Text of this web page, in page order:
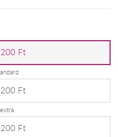
Ft
Ft
extra
Ft